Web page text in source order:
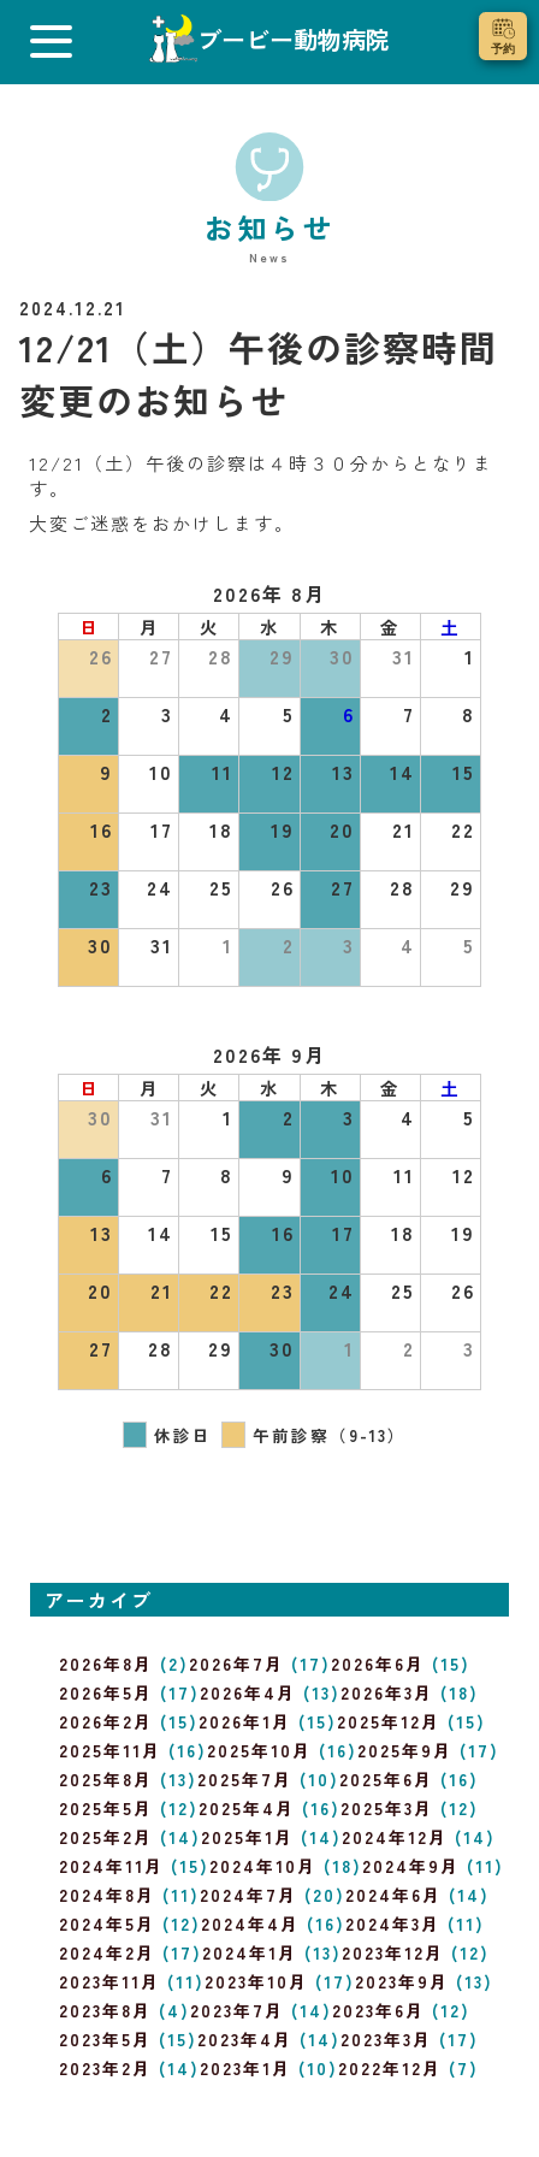
ブービー動物病院
お知らせ
News
2024.12.21
12/21（土）午後の診察時間
変更のお知らせ
12/21（土）午後の診察は４時３０分からとなりま
す。
大変ご迷惑をおかけします。
2026年 8月
日 月 火 水 木 金 土
26 27 28 29 30 31
1
2
3 4 5 6 7
8
9
10 11 12 13 14
15
16
17 18 19 20 21
22
23
24 25 26 27 28
29
30
31 1 2 3 4 5
2026年 9月
日 月 火 水 木 金 土
30 31 1 2 3 4
5
6
7 8 9 10 11
12
13
14 15 16 17 18
19
20
21 22 23 24 25
26
27
28 29 30 1 2 3
休診日 午前診察（9-13）
アーカイブ
2026年8月 (2) 2026年7月 (17) 2026年6月 (15)
2026年5月 (17) 2026年4月 (13) 2026年3月 (18)
2026年2月 (15) 2026年1月 (15) 2025年12月 (15)
2025年11月 (16) 2025年10月 (16) 2025年9月 (17)
2025年8月 (13) 2025年7月 (10) 2025年6月 (16)
2025年5月 (12) 2025年4月 (16) 2025年3月 (12)
2025年2月 (14) 2025年1月 (14) 2024年12月 (14)
2024年11月 (15) 2024年10月 (18) 2024年9月 (11)
2024年8月 (11) 2024年7月 (20) 2024年6月 (14)
2024年5月 (12) 2024年4月 (16) 2024年3月 (11)
2024年2月 (17) 2024年1月 (13) 2023年12月 (12)
2023年11月 (11) 2023年10月 (17) 2023年9月 (13)
2023年8月 (4) 2023年7月 (14) 2023年6月 (12)
2023年5月 (15) 2023年4月 (14) 2023年3月 (17)
2023年2月 (14) 2023年1月 (10) 2022年12月 (7)